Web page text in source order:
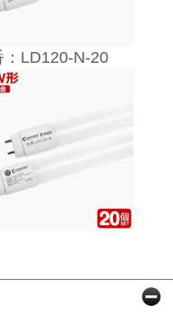
：LD120-N-20